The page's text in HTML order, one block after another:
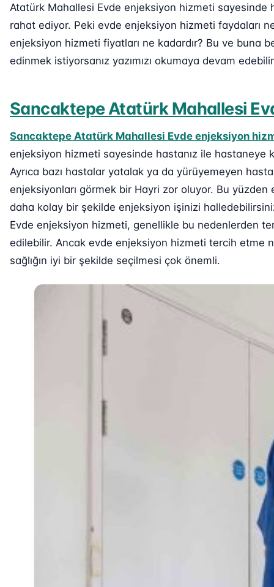
Atatürk Mahallesi Evde enjeksiyon hizmeti sayesinde
rahat ediyor. Peki evde enjeksiyon hizmeti faydaları
enjeksiyon hizmeti fiyatları ne kadardır? Bu ve buna
edinmek istiyorsanız yazımızı okumaya devam
Sancaktepe Atatürk Mahallesi
Sancaktepe Atatürk Mahallesi Evde enjeksiyon
enjeksiyon hizmeti sayesinde hastanız ile
Ayrıca bazı hastalar yatalak ya da yürüyemeyen
enjeksiyonları görmek bir Hayri zor oluyor. Bu
daha kolay bir şekilde enjeksiyon işinizi
Evde enjeksiyon hizmeti, genellikle bu nedenlerden
edilebilir. Ancak evde enjeksiyon hizmeti tercih etme
sağlığın iyi bir şekilde seçilmesi çok önemli.